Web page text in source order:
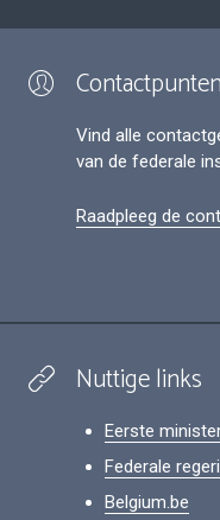
Contactpunten
Vind alle
van de federale
Raadpleeg de
Nuttige links
Eerste
Federale
Belgium.be